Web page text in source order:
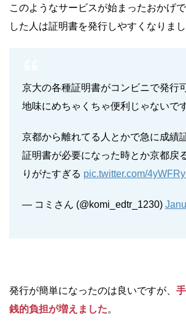
このようなサービスが始まったおかげ
した人は証明書を発行しやすくなりまし
京大の各種証明書がコンビニで発行
地味にめちゃくちゃ便利じゃないで
京都から離れてる人とかで急に成績
証明書が必要になった時とか京都戻
りがたすぎる pic.twitter.com/
— コミさん (@komi_edtr_1230)
発行が簡単になったのは良いですが、
銭的負担が増えました。